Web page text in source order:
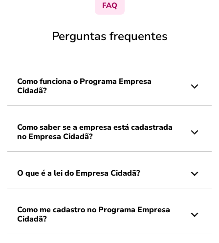
FAQ
Perguntas frequentes
Como funciona o Programa Empresa
Cidadã?
Como saber se a empresa está cadastrada
no Empresa Cidadã?
O que é a lei do Empresa Cidadã?
Como me cadastro no Programa Empresa
Cidadã?